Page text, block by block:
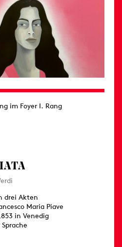
im Foyer I. Rang
drei Akten
Maria Piave
in Venedig